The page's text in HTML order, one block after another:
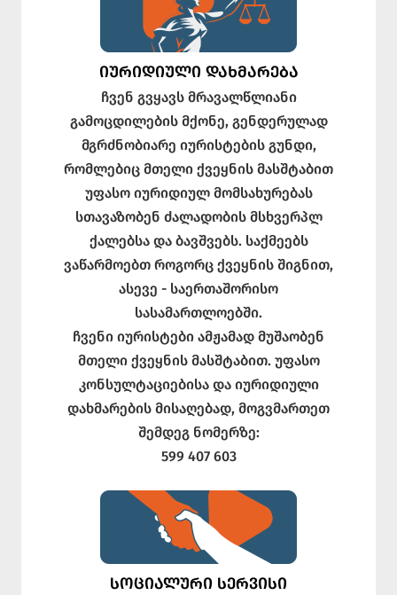
ᲘᲣᲠᲘᲓᲘᲣᲚᲘ ᲓᲐᲮᲛᲐᲠᲔᲑᲐ
ჩვენ გვყავს მრავალწლიანი
გამოცდილების მქონე, გენდერულად
მგრძნობიარე იურისტების გუნდი,
რომლებიც მთელი ქვეყნის მასშტაბით
უფასო იურიდიულ მომსახურებას
სთავაზობენ ძალადობის მსხვერპლ
ქალებსა და ბავშვებს. საქმეებს
ვაწარმოებთ როგორც ქვეყნის შიგნით,
ასევე - საერთაშორისო
სასამართლოებში.
ჩვენი იურისტები ამჟამად მუშაობენ
მთელი ქვეყნის მასშტაბით. უფასო
კონსულტაციებისა და იურიდიული
დახმარების მისაღებად, მოგვმართეთ
შემდეგ ნომერზე:
599 407 603
ᲡᲝᲪᲘᲐᲚᲣᲠᲘ ᲡᲔᲠᲕᲘᲡᲘ